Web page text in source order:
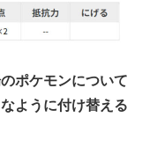
ポケモンについて
ように付け替える